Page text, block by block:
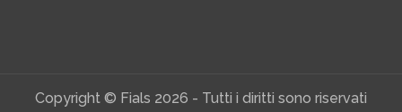
Copyright © Fials 2026 - Tutti i diritti sono riservati